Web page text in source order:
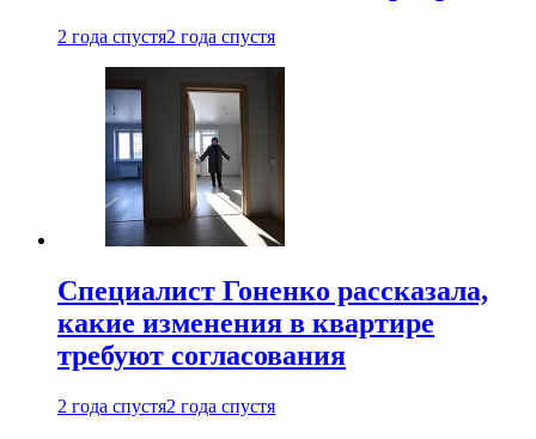
2 года спустя2 года спустя
Специалист Гоненко рассказала,
какие изменения в квартире
требуют согласования
2 года спустя2 года спустя